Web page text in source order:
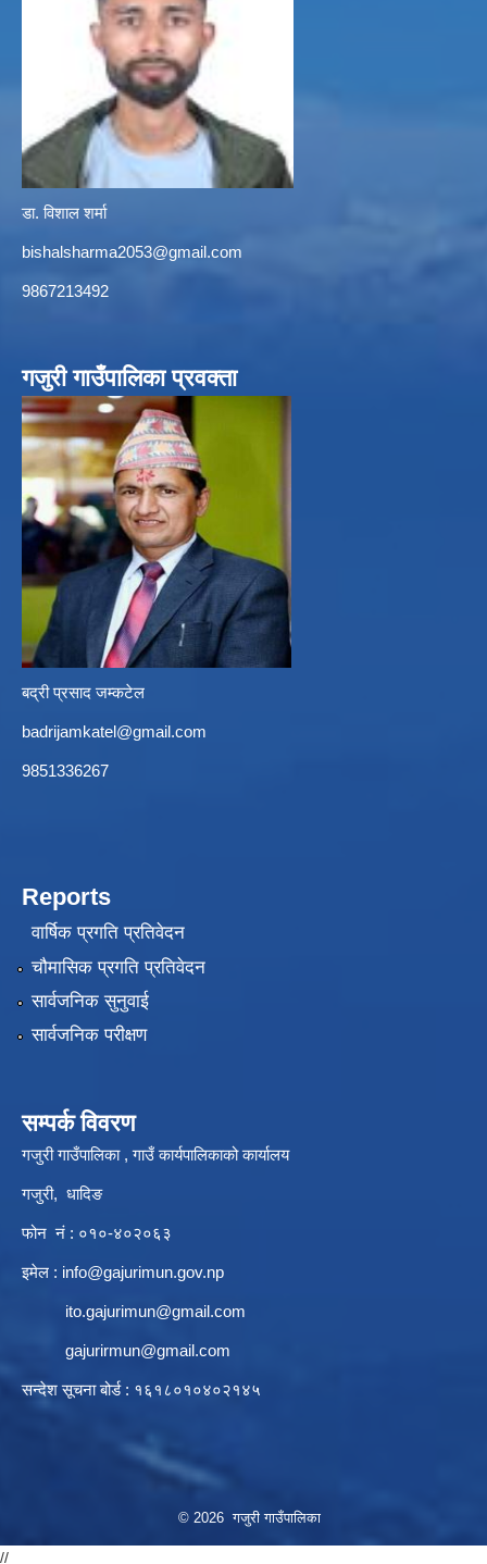
डा. विशाल शर्मा
bishalsharma2053@gmail.com
9867213492
गजुरी गाउँपालिका प्रवक्ता
बद्री प्रसाद जम्कटेल
badrijamkatel@gmail.com
9851336267
Reports
वार्षिक प्रगति प्रतिवेदन
चौमासिक प्रगति प्रतिवेदन
सार्वजनिक सुनुवाई
सार्वजनिक परीक्षण
सम्पर्क विवरण
गजुरी गाउँपालिका , गाउँ कार्यपालिकाको कार्यालय
गजुरी, धादिङ
फोन नं : ०१०-४०२०६३
इमेल : info@gajurimun.gov.np
ito.gajurimun@gmail.com
gajurirmun@gmail.com
सन्देश सूचना बोर्ड : १६१८०१०४०२१४५
© 2026 गजुरी गाउँपालिका
//